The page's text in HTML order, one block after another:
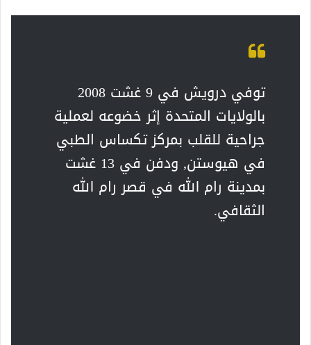
توفي درويش في 9 غشت 2008
بالولايات المتحدة إثر خضوعه لعملية
جراحية للقلب بمركز تكساس الطبي
في هيوستن, ودفن في 13 غشت
بمدينة رام الله في قصر رام الله
الثقافي.